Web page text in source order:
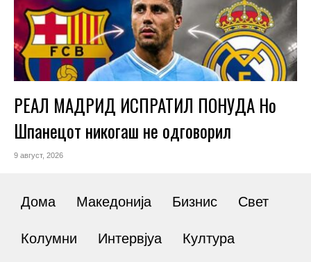
РЕАЛ МАДРИД ИСПРАТИЛ ПОНУДА Но
Шпанецот никогаш не одговорил
9 август, 2026
Дома Македонија Бизнис Свет
Колумни Интервјуа Култура